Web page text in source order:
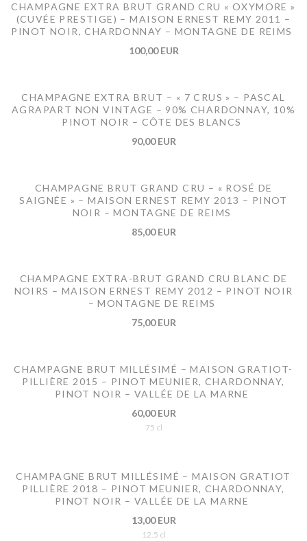
CHAMPAGNE EXTRA BRUT GRAND CRU « OXYMORE »
(CUVÉE PRESTIGE) – MAISON ERNEST REMY 2011 –
PINOT NOIR, CHARDONNAY – MONTAGNE DE REIMS
100,00 EUR
CHAMPAGNE EXTRA BRUT – « 7 CRUS » – PASCAL
AGRAPART NON VINTAGE – 90% CHARDONNAY, 10%
PINOT NOIR – CÔTE DES BLANCS
90,00 EUR
CHAMPAGNE BRUT GRAND CRU – « ROSÉ DE
SAIGNÉE » – MAISON ERNEST REMY 2013 – PINOT
NOIR – MONTAGNE DE REIMS
85,00 EUR
CHAMPAGNE EXTRA-BRUT GRAND CRU BLANC DE
NOIRS – MAISON ERNEST REMY 2012 – PINOT NOIR
– MONTAGNE DE REIMS
75,00 EUR
CHAMPAGNE BRUT MILLÉSIMÉ – MAISON GRATIOT-
PILLIÈRE 2015 – PINOT MEUNIER, CHARDONNAY,
PINOT NOIR – VALLÉE DE LA MARNE
60,00 EUR
75 cl
CHAMPAGNE BRUT MILLÉSIMÉ – MAISON GRATIOT
PILLIÈRE 2018 – PINOT MEUNIER, CHARDONNAY,
PINOT NOIR – VALLÉE DE LA MARNE
13,00 EUR
12.5 cl